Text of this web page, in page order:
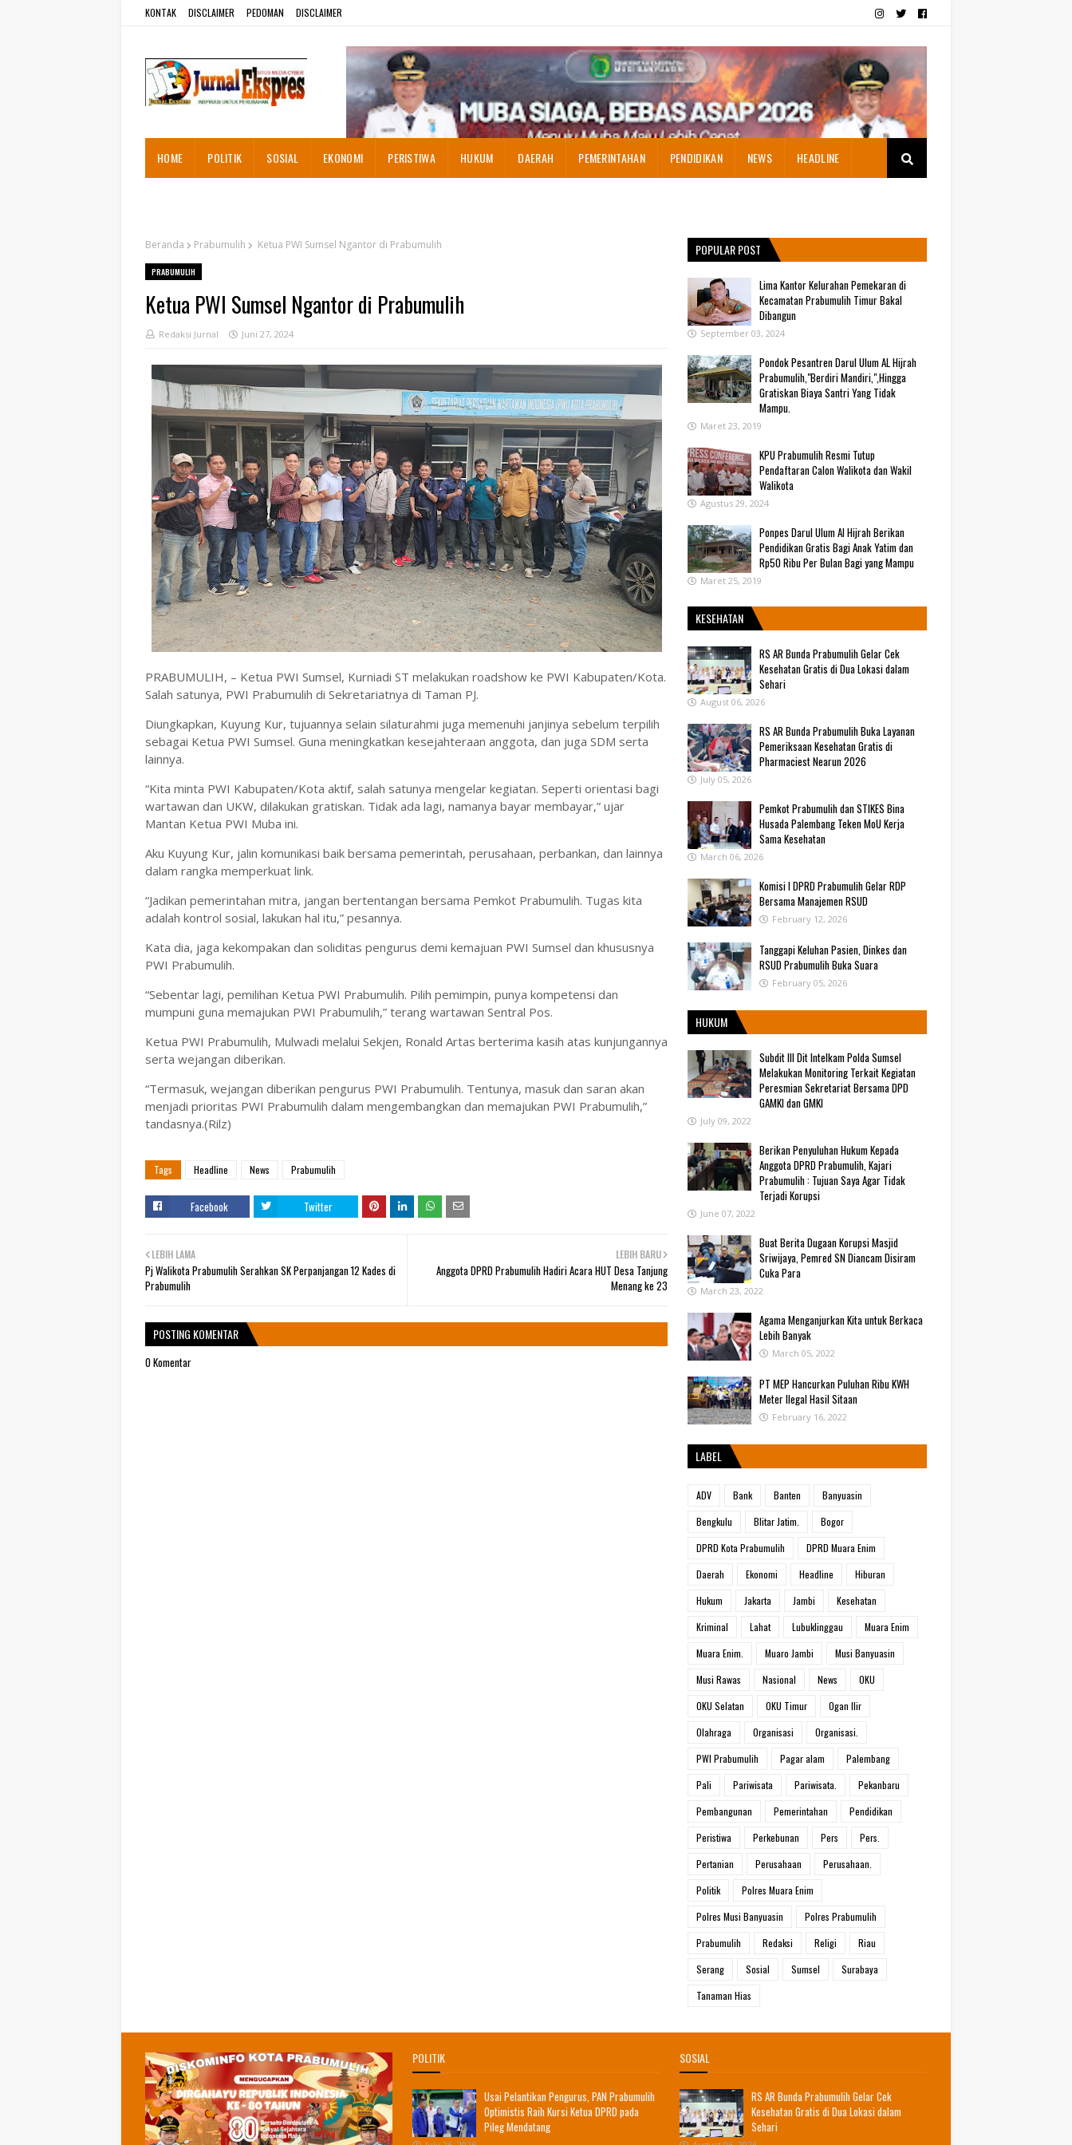
KONTAK DISCLAIMER PEDOMAN DISCLAIMER
HOME POLITIK SOSIAL EKONOMI PERISTIWA HUKUM DAERAH PEMERINTAHAN PENDIDIKAN NEWS HEADLINE
Beranda Prabumulih Ketua PWI Sumsel Ngantor di Prabumulih
PRABUMULIH
Ketua PWI Sumsel Ngantor di Prabumulih
Redaksi Jurnal Juni 27, 2024
PRABUMULIH, – Ketua PWI Sumsel, Kurniadi ST melakukan roadshow ke PWI Kabupaten/Kota.
Salah satunya, PWI Prabumulih di Sekretariatnya di Taman PJ.
Diungkapkan, Kuyung Kur, tujuannya selain silaturahmi juga memenuhi janjinya sebelum terpilih
sebagai Ketua PWI Sumsel. Guna meningkatkan kesejahteraan anggota, dan juga SDM serta
lainnya.
“Kita minta PWI Kabupaten/Kota aktif, salah satunya mengelar kegiatan. Seperti orientasi bagi
wartawan dan UKW, dilakukan gratiskan. Tidak ada lagi, namanya bayar membayar,” ujar
Mantan Ketua PWI Muba ini.
Aku Kuyung Kur, jalin komunikasi baik bersama pemerintah, perusahaan, perbankan, dan lainnya
dalam rangka memperkuat link.
“Jadikan pemerintahan mitra, jangan bertentangan bersama Pemkot Prabumulih. Tugas kita
adalah kontrol sosial, lakukan hal itu,” pesannya.
Kata dia, jaga kekompakan dan soliditas pengurus demi kemajuan PWI Sumsel dan khususnya
PWI Prabumulih.
“Sebentar lagi, pemilihan Ketua PWI Prabumulih. Pilih pemimpin, punya kompetensi dan
mumpuni guna memajukan PWI Prabumulih,” terang wartawan Sentral Pos.
Ketua PWI Prabumulih, Mulwadi melalui Sekjen, Ronald Artas berterima kasih atas kunjungannya
serta wejangan diberikan.
“Termasuk, wejangan diberikan pengurus PWI Prabumulih. Tentunya, masuk dan saran akan
menjadi prioritas PWI Prabumulih dalam mengembangkan dan memajukan PWI Prabumulih,”
tandasnya.(Rilz)
Tags Headline News Prabumulih
Facebook Twitter
LEBIH BARU
Anggota DPRD Prabumulih Hadiri Acara HUT Desa Tanjung
Menang ke 23
LEBIH LAMA
Pj Walikota Prabumulih Serahkan SK Perpanjangan 12 Kades di
Prabumulih
POSTING KOMENTAR
0 Komentar
POPULAR POST
Lima Kantor Kelurahan Pemekaran di
Kecamatan Prabumulih Timur Bakal
Dibangun
September 03, 2024
Pondok Pesantren Darul Ulum AL Hijrah
Prabumulih,"Berdiri Mandiri,",Hingga
Gratiskan Biaya Santri Yang Tidak
Mampu.
Maret 23, 2019
KPU Prabumulih Resmi Tutup
Pendaftaran Calon Walikota dan Wakil
Walikota
Agustus 29, 2024
Ponpes Darul Ulum Al Hijrah Berikan
Pendidikan Gratis Bagi Anak Yatim dan
Rp50 Ribu Per Bulan Bagi yang Mampu
Maret 25, 2019
KESEHATAN
RS AR Bunda Prabumulih Gelar Cek
Kesehatan Gratis di Dua Lokasi dalam
Sehari
August 06, 2026
RS AR Bunda Prabumulih Buka Layanan
Pemeriksaan Kesehatan Gratis di
Pharmaciest Nearun 2026
July 05, 2026
Pemkot Prabumulih dan STIKES Bina
Husada Palembang Teken MoU Kerja
Sama Kesehatan
March 06, 2026
Komisi I DPRD Prabumulih Gelar RDP
Bersama Manajemen RSUD
February 12, 2026
Tanggapi Keluhan Pasien, Dinkes dan
RSUD Prabumulih Buka Suara
February 05, 2026
HUKUM
Subdit III Dit Intelkam Polda Sumsel
Melakukan Monitoring Terkait Kegiatan
Peresmian Sekretariat Bersama DPD
GAMKI dan GMKI
July 09, 2022
Berikan Penyuluhan Hukum Kepada
Anggota DPRD Prabumulih, Kajari
Prabumulih : Tujuan Saya Agar Tidak
Terjadi Korupsi
June 07, 2022
Buat Berita Dugaan Korupsi Masjid
Sriwijaya, Pemred SN Diancam Disiram
Cuka Para
March 23, 2022
Agama Menganjurkan Kita untuk Berkaca
Lebih Banyak
March 05, 2022
PT MEP Hancurkan Puluhan Ribu KWH
Meter Ilegal Hasil Sitaan
February 16, 2022
LABEL
ADV Bank Banten
Banyuasin
Bengkulu
Blitar Jatim.
Bogor
DPRD Kota Prabumulih
DPRD Muara Enim
Daerah
Ekonomi Headline
Hiburan
Hukum
Jakarta Jambi
Kesehatan
Kriminal
Lahat Lubuklinggau
Muara Enim
Muara Enim.
Muaro Jambi
Musi Banyuasin
Musi Rawas
Nasional News
OKU
OKU Selatan
OKU Timur
Ogan Ilir
Olahraga
Organisasi
Organisasi.
PWI Prabumulih
Pagar alam
Palembang
Pali
Pariwisata Pariwisata.
Pekanbaru
Pembangunan
Pemerintahan
Pendidikan
Peristiwa
Perkebunan Pers
Pers.
Pertanian
Perusahaan
Perusahaan.
Politik
Polres Muara Enim
Polres Musi Banyuasin
Polres Prabumulih
Prabumulih
Redaksi Religi
Riau
Serang
Sosial Sumsel
Surabaya
Tanaman Hias
POLITIK
Usai Pelantikan Pengurus, PAN Prabumulih
Optimistis Raih Kursi Ketua DPRD pada
Pileg Mendatang
SOSIAL
RS AR Bunda Prabumulih Gelar Cek
Kesehatan Gratis di Dua Lokasi dalam
Sehari